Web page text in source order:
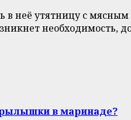
в неё утятницу с
необходимость,
в маринаде?